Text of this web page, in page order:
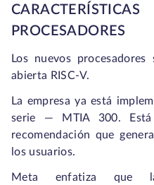
PROCESADORES
Los nuevos
abierta RISC-V.
La empresa ya está
serie — MTIA 300. Está
recomendación que
los usuarios.
Meta enfatiza que